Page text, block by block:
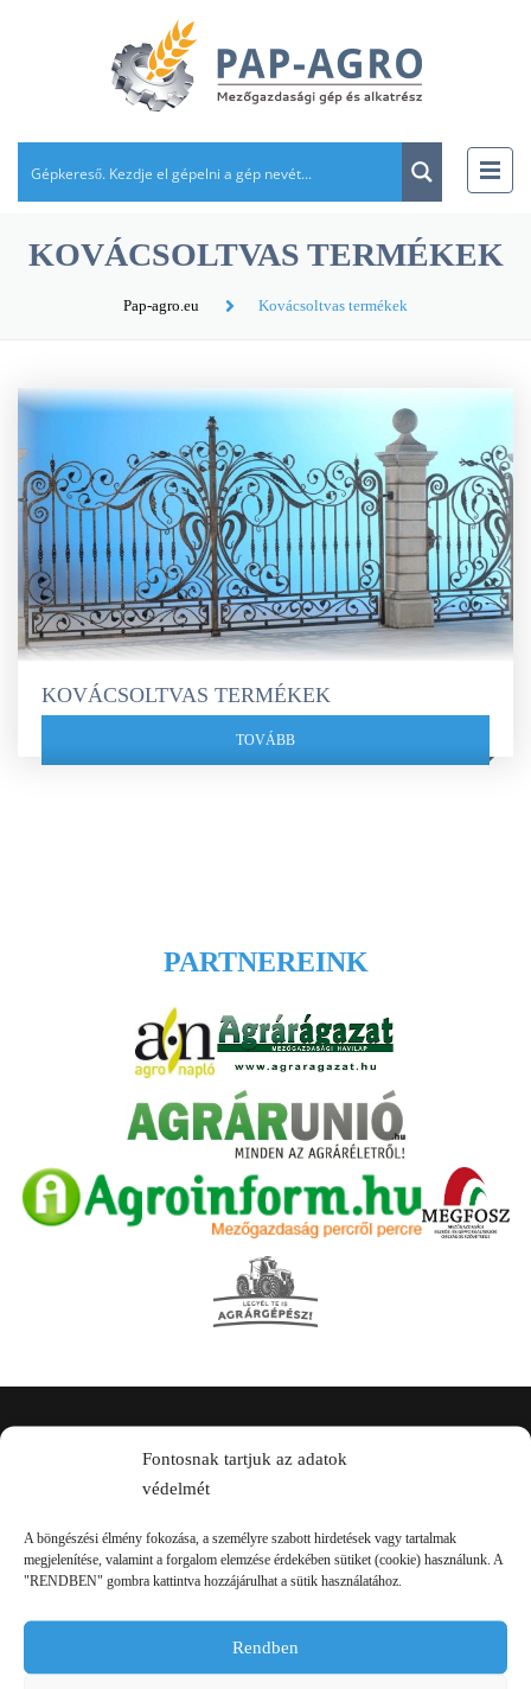
Fontosnak tartjuk az adatok
védelmét
A böngészési élmény fokozása, a személyre szabott hirdetések vagy tartalmak
megjelenítése, valamint a forgalom elemzése érdekében sütiket (cookie) használunk. A
"RENDBEN" gombra kattintva hozzájárulhat a sütik használatához.
Rendben
KOVÁCSOLTVAS TERMÉKEK
Pap-agro.eu Kovácsoltvas termékek
KOVÁCSOLTVAS TERMÉKEK
TOVÁBB
PARTNEREINK